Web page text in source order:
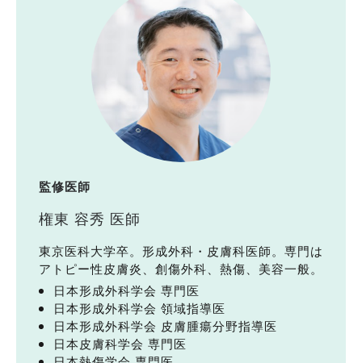
監修医師
権東 容秀 医師
東京医科大学卒。形成外科・皮膚科医師。専門は
アトピー性皮膚炎、創傷外科、熱傷、美容一般。
日本形成外科学会 専門医
日本形成外科学会 領域指導医
日本形成外科学会 皮膚腫瘍分野指導医
日本皮膚科学会 専門医